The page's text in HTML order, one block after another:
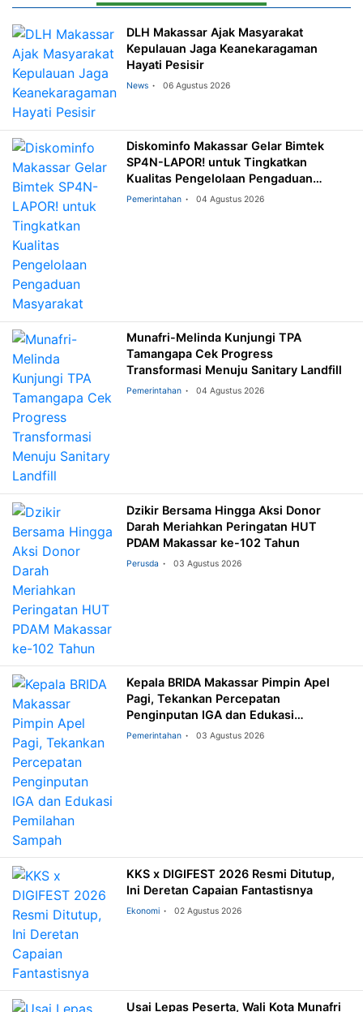
DLH Makassar Ajak Masyarakat
Kepulauan Jaga Keanekaragaman
Hayati Pesisir
News 06 Agustus 2026
Diskominfo Makassar Gelar Bimtek
SP4N-LAPOR! untuk Tingkatkan
Kualitas Pengelolaan Pengaduan
Masyarakat
Pemerintahan 04 Agustus 2026
Munafri-Melinda Kunjungi TPA
Tamangapa Cek Progress
Transformasi Menuju Sanitary Landfill
Pemerintahan 04 Agustus 2026
Dzikir Bersama Hingga Aksi Donor
Darah Meriahkan Peringatan HUT
PDAM Makassar ke-102 Tahun
Perusda 03 Agustus 2026
Kepala BRIDA Makassar Pimpin Apel
Pagi, Tekankan Percepatan
Penginputan IGA dan Edukasi
Pemilahan Sampah
Pemerintahan 03 Agustus 2026
KKS x DIGIFEST 2026 Resmi Ditutup,
Ini Deretan Capaian Fantastisnya
Ekonomi 02 Agustus 2026
Usai Lepas Peserta, Wali Kota Munafri